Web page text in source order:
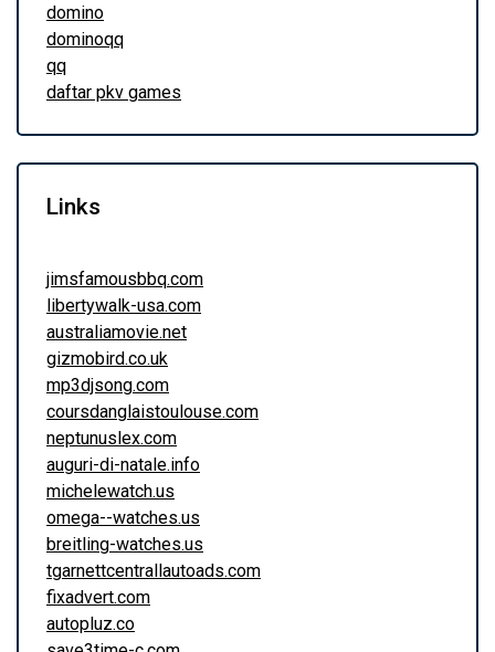
domino
dominoqq
qq
daftar pkv games
Links
jimsfamousbbq.com
libertywalk-usa.com
australiamovie.net
gizmobird.co.uk
mp3djsong.com
coursdanglaistoulouse.com
neptunuslex.com
auguri-di-natale.info
michelewatch.us
omega--watches.us
breitling-watches.us
tgarnettcentrallautoads.com
fixadvert.com
autopluz.co